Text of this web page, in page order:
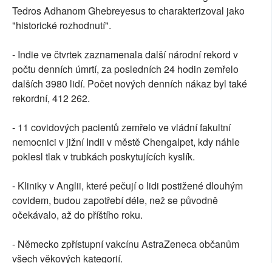
Tedros Adhanom Ghebreyesus to charakterizoval jako
"historické rozhodnutí".
- Indie ve čtvrtek zaznamenala další národní rekord v
počtu denních úmrtí, za posledních 24 hodin zemřelo
dalších 3980 lidí. Počet nových denních nákaz byl také
rekordní, 412 262.
- 11 covidových pacientů zemřelo ve vládní fakultní
nemocnici v jižní Indii v městě Chengalpet, kdy náhle
poklesl tlak v trubkách poskytujících kyslík.
- Kliniky v Anglii, které pečují o lidi postižené dlouhým
covidem, budou zapotřebí déle, než se původně
očekávalo, až do příštího roku.
- Německo zpřístupní vakcínu AstraZeneca občanům
všech věkových kategorií.